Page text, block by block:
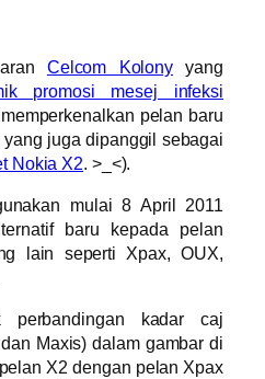
Celcom Kolony yang
promosi mesej infeksi
pelan baru
yang juga dipanggil sebagai
Nokia X2. >_<).
mulai 8 April 2011
baru kepada pelan
lain seperti Xpax, OUX,
perbandingan kadar caj
Maxis) dalam gambar di
X2 dengan pelan Xpax